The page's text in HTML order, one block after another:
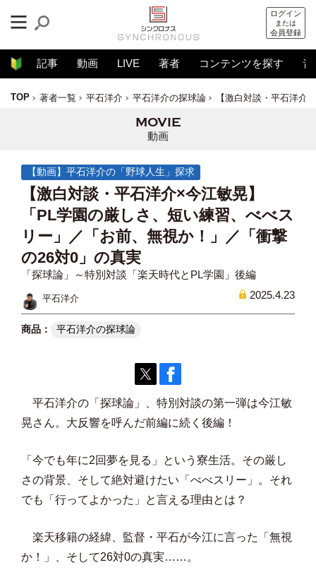
ログイン
または
会員登録
記事 動画 LIVE 著者 コンテンツを探す 音
TOP 著者一覧 平石洋介 平石洋介の探球論 【激白対談・平石洋介
動画
【動画】平石洋介の「野球人生」探求
【激白対談・平石洋介×今江敏晃】
「PL学園の厳しさ、短い練習、べべス
リー」／「お前、無視か！」／「衝撃
の26対0」の真実
「探球論」～特別対談「楽天時代とPL学園」後編
平石洋介 2025.4.23
平石洋介の探球論
平石洋介の「探球論」、特別対談の第一弾は今江敏
晃さん。大反響を呼んだ前編に続く後編！
「今でも年に2回夢を見る」という寮生活。その厳し
さの背景、そして絶対避けたい「べべスリー」。それ
でも「行ってよかった」と言える理由とは？
楽天移籍の経緯、監督・平石が今江に言った「無視
か！」、そして26対0の真実……。